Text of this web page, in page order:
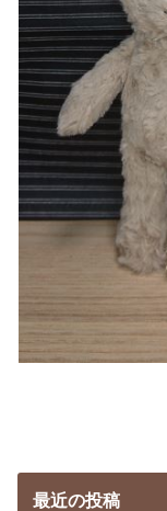
最近の投稿